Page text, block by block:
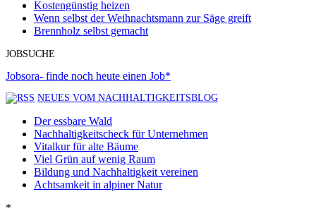
Kostengünstig heizen
Wenn selbst der Weihnachtsmann zur Säge greift
Brennholz selbst gemacht
JOBSUCHE
Jobsora- finde noch heute einen Job*
NEUES VOM NACHHALTIGKEITSBLOG
Der essbare Wald
Nachhaltigkeitscheck für Unternehmen
Vitalkur für alte Bäume
Viel Grün auf wenig Raum
Bildung und Nachhaltigkeit vereinen
Achtsamkeit in alpiner Natur
*